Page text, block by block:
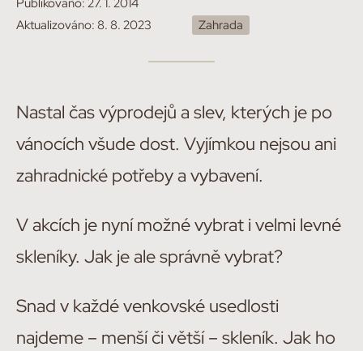
Publikováno: 27. 1. 2014
Aktualizováno: 8. 8. 2023 Zahrada
Nastal čas výprodejů a slev, kterých je po
vánocích všude dost. Vyjímkou nejsou ani
zahradnické potřeby a vybavení.
V akcích je nyní možné vybrat i velmi levné
skleníky. Jak je ale správně vybrat?
Snad v každé venkovské usedlosti
najdeme – menší či větší – skleník. Jak ho